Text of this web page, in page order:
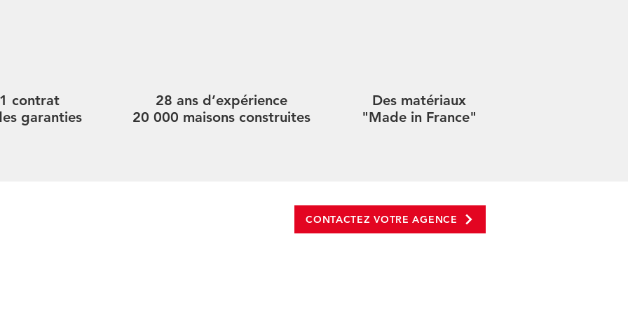
contrat
garanties
28 ans d’expérience
20 000 maisons construites
Des matériaux
"Made in France"
CONTACTEZ VOTRE AGENCE